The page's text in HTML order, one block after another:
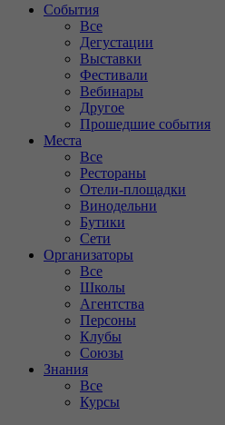
События
Все
Дегустации
Выставки
Фестивали
Вебинары
Другое
Прошедшие события
Места
Все
Рестораны
Отели-площадки
Винодельни
Бутики
Сети
Организаторы
Все
Школы
Агентства
Персоны
Клубы
Союзы
Знания
Все
Курсы